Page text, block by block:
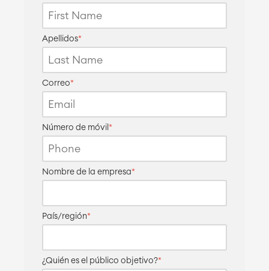
Apellidos*
Correo*
Número de móvil *
Nombre de la empresa*
País/región*
¿Quién es el público objetivo?*